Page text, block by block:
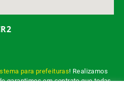
para prefeituras! Realizamos
garantimos em contrato que todas